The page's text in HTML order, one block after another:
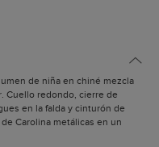
de niña en chiné mezcla
Cuello redondo, cierre de
en la falda y cinturón de
Carolina metálicas en un